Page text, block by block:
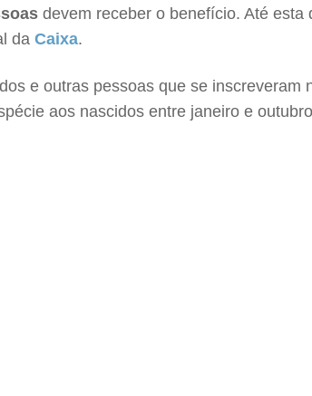
devem receber o benefício. Até
da Caixa.
e outras pessoas que se
aos nascidos entre janeiro e